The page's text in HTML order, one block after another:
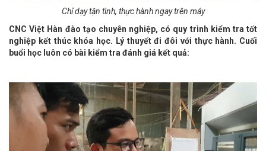
Chỉ dạy tận tình, thực hành ngay trên máy
CNC Việt Hàn đào tạo chuyên nghiệp, có quy trình kiểm tra tốt
nghiệp kết thúc khóa học. Lý thuyết đi đôi với thực hành. Cuối
buổi học luôn có bài kiểm tra đánh giá kết quả: